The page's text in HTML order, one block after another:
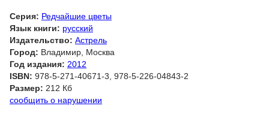
Серия: Редчайшие цветы
Язык книги: русский
Издательство: Астрель
Город: Владимир, Москва
Год издания: 2012
ISBN: 978-5-271-40671-3, 978-5-226-04843-2
Размер: 212 Кб
сообщить о нарушении